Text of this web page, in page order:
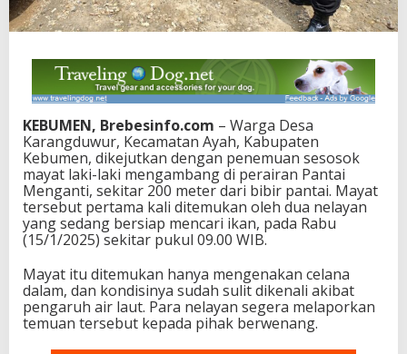
KEBUMEN, Brebesinfo.com – Warga Desa
Karangduwur, Kecamatan Ayah, Kabupaten
Kebumen, dikejutkan dengan penemuan sesosok
mayat laki-laki mengambang di perairan Pantai
Menganti, sekitar 200 meter dari bibir pantai. Mayat
tersebut pertama kali ditemukan oleh dua nelayan
yang sedang bersiap mencari ikan, pada Rabu
(15/1/2025) sekitar pukul 09.00 WIB.
Mayat itu ditemukan hanya mengenakan celana
dalam, dan kondisinya sudah sulit dikenali akibat
pengaruh air laut. Para nelayan segera melaporkan
temuan tersebut kepada pihak berwenang.